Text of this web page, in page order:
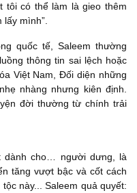
tôi có thể làm là gieo thêm
mình”.
quốc tế, Saleem thường
thông tin sai lệch hoặc
Việt Nam, Đối diện những
nhàng nhưng kiên định.
đời thường từ chính trải
dành cho… người dưng, là
tăng vượt bậc và cốt cách
này... Saleem quả quyết: